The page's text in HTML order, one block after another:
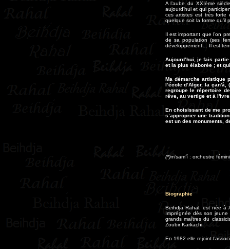
A l’aube du XXIème
aujourd’hui et qui
ces artistes est très forte
quelque soit la forme qu’il
Il est important que l’on
de sa population (ses
développement… Il est
Aujourd’hui, je fais
et la plus élaborée ; et
Ma démarche artistique
l’école d’Alger, la
regroupe le répertoire
rêve, au vertige et à
En choisissant de me
s’approprier une
est un des monuments,
(*)m’sam’î : orchestre
Biographie
Beihdja Rahal, est née à
Imprégnée dès son
grands maîtres du
Zoubir Karkachi.
En 1982 elle rejoint